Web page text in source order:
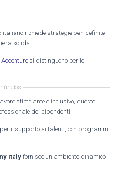
richiede strategie ben definite
solida.
Accenture si distinguono per le
stimolante e inclusivo, queste
dei dipendenti.
il supporto ai talenti, con programmi
Italy fornisce un ambiente dinamico